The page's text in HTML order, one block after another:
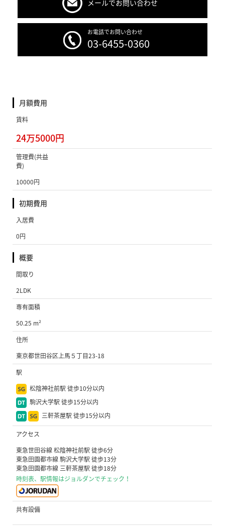
メールでお問い合わせ
お電話でお問い合わせ
03-6455-0360
月額費用
賃料
24万5000円
管理費(共益
費)
10000円
初期費用
入居費
0円
概要
間取り
2LDK
専有面積
50.25 m²
住所
東京都世田谷区上馬５丁目23-18
駅
松陰神社前駅 徒歩10分以内
駒沢大学駅 徒歩15分以内
三軒茶屋駅 徒歩15分以内
アクセス
東急世田谷線 松陰神社前駅 徒歩6分
東急田園都市線 駒沢大学駅 徒歩13分
東急田園都市線 三軒茶屋駅 徒歩18分
時刻表、駅情報はジョルダンでチェック！
共有設備